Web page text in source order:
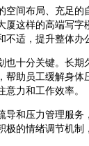
间布局、充足的
这样的高端写字
适，提升整体办
十分关键。长期
助员工缓解身体
力和工作效率。
和压力管理服务
的情绪调节机制